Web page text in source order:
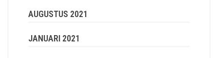
AUGUSTUS 2021
JANUARI 2021